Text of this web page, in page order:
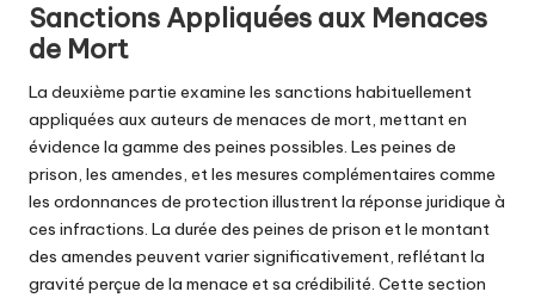
Sanctions Appliquées aux Menaces
de Mort
La deuxième partie examine les sanctions habituellement
appliquées aux auteurs de menaces de mort, mettant en
évidence la gamme des peines possibles. Les peines de
prison, les amendes, et les mesures complémentaires comme
les ordonnances de protection illustrent la réponse juridique à
ces infractions. La durée des peines de prison et le montant
des amendes peuvent varier significativement, reflétant la
gravité perçue de la menace et sa crédibilité. Cette section